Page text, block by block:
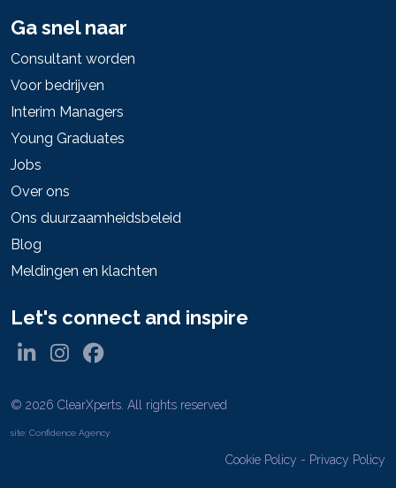
Ga snel naar
Consultant worden
Voor bedrijven
Interim Managers
Young Graduates
Jobs
Over ons
Ons duurzaamheidsbeleid
Blog
Meldingen en klachten
Let's connect and inspire
© 2026 ClearXperts. All rights reserved
site: Confidence Agency
Cookie Policy - Privacy Policy